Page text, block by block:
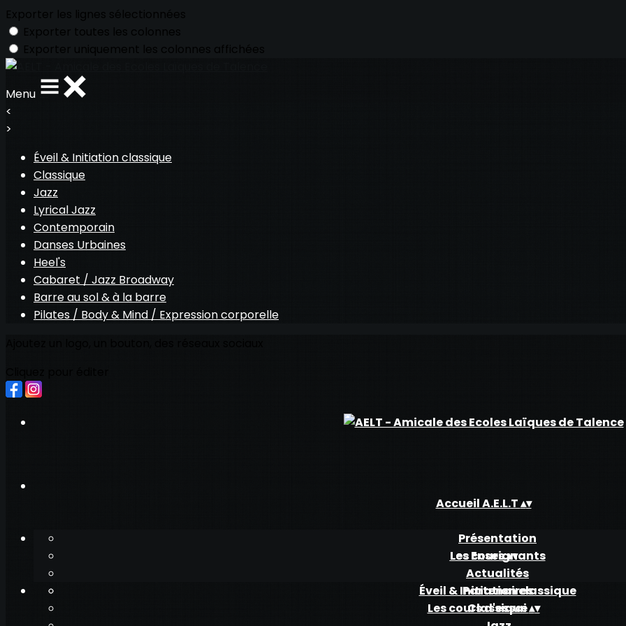
Menu
<
>
Éveil & Initiation classique
Classique
Jazz
Lyrical Jazz
Contemporain
Danses Urbaines
Heel's
Cabaret / Jazz Broadway
Barre au sol & à la barre
Pilates / Body & Mind / Expression corporelle
Accueil A.E.L.T▴▾
Présentation
Les Enseignants
Actualités
Partenaires
Les cours▴▾
Éveil & Initiation classique
Classique
Les cours d'essai▴▾